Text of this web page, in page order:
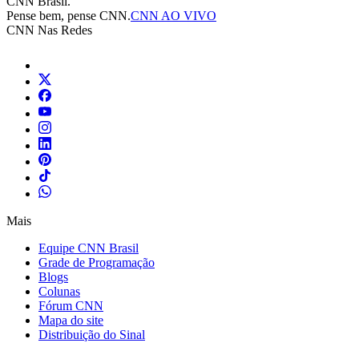
Pense bem, pense CNN.CNN AO VIVO
CNN Nas Redes
Mais
Equipe CNN Brasil
Grade de Programação
Blogs
Colunas
Fórum CNN
Mapa do site
Distribuição do Sinal